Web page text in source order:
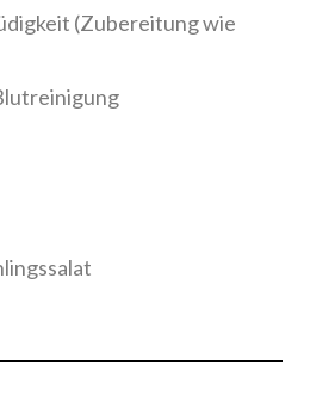
(Zubereitung wie